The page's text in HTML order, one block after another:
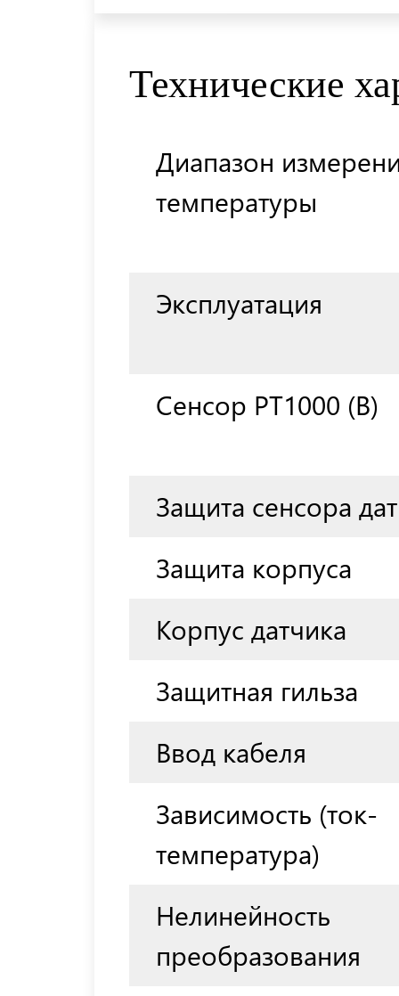
Технические
Диапазон
температуры
Эксплуатация
Сенсор РТ1000 (В)
Защита сенсора
Защита корпуса
Корпус датчика
Защитная гильза
Ввод кабеля
Зависимость (ток-
температура)
Нелинейность
преобразования